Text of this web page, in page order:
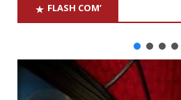
FLASH COM’